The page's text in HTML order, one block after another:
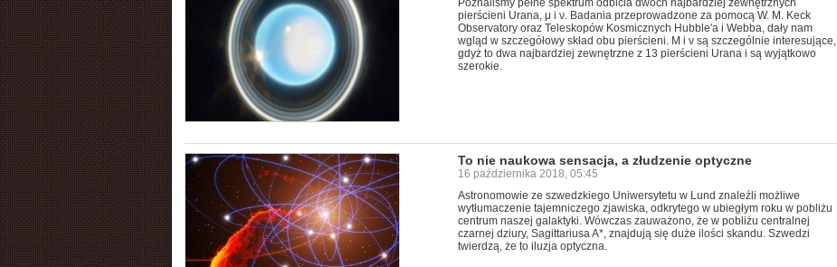
Poznaliśmy pełne spektrum odbicia dwóch najbardziej zewnętrznych
pierścieni Urana, μ i ν. Badania przeprowadzone za pomocą W. M. Keck
Observatory oraz Teleskopów Kosmicznych Hubble'a i Webba, dały nam
wgląd w szczegółowy skład obu pierścieni. Μ i ν są szczególnie interesujące,
gdyż to dwa najbardziej zewnętrzne z 13 pierścieni Urana i są wyjątkowo
szerokie.
To nie naukowa sensacja, a złudzenie optyczne
16 października 2018, 05:45
Astronomowie ze szwedzkiego Uniwersytetu w Lund znaleźli możliwe
wytłumaczenie tajemniczego zjawiska, odkrytego w ubiegłym roku w pobliżu
centrum naszej galaktyki. Wówczas zauważono, że w pobliżu centralnej
czarnej dziury, Sagittariusa A*, znajdują się duże ilości skandu. Szwedzi
twierdzą, że to iluzja optyczna.